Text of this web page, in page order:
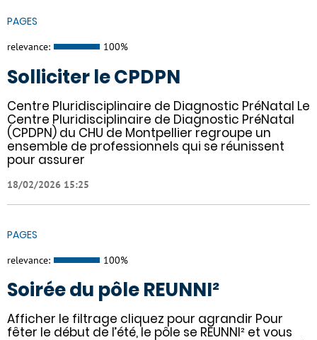
PAGES
relevance: 100%
Solliciter le CPDPN
Centre Pluridisciplinaire de Diagnostic PréNatal Le
Centre Pluridisciplinaire de Diagnostic PréNatal
(CPDPN) du CHU de Montpellier regroupe un
ensemble de professionnels qui se réunissent
pour assurer
18/02/2026 15:25
PAGES
relevance: 100%
Soirée du pôle REUNNI²
Afficher le filtrage cliquez pour agrandir Pour
fêter le début de l’été, le pôle se REUNNI² et vous